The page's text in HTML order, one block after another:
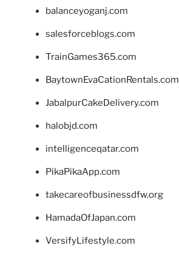
balanceyoganj.com
salesforceblogs.com
TrainGames365.com
BaytownEvaCationRentals.com
JabalpurCakeDelivery.com
halobjd.com
intelligenceqatar.com
PikaPikaApp.com
takecareofbusinessdfw.org
HamadaOfJapan.com
VersifyLifestyle.com